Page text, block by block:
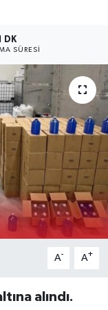
DK
SÜRESI
A- A+
alındı.